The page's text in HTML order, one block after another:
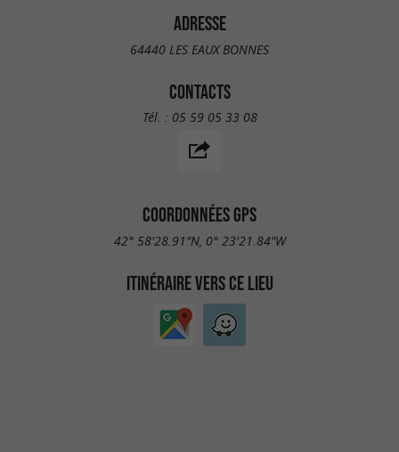
ADRESSE
64440 LES EAUX BONNES
CONTACTS
Tél. : 05 59 05 33 08
COORDONNÉES GPS
42° 58'28.91"N, 0° 23'21.84"W
ITINÉRAIRE VERS CE LIEU